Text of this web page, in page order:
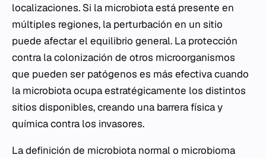
localizaciones. Si la microbiota está presente en
múltiples regiones, la perturbación en un sitio
puede afectar el equilibrio general. La protección
contra la colonización de otros microorganismos
que pueden ser patógenos es más efectiva cuando
la microbiota ocupa estratégicamente los distintos
sitios disponibles, creando una barrera física y
química contra los invasores.
La definición de microbiota normal o microbioma